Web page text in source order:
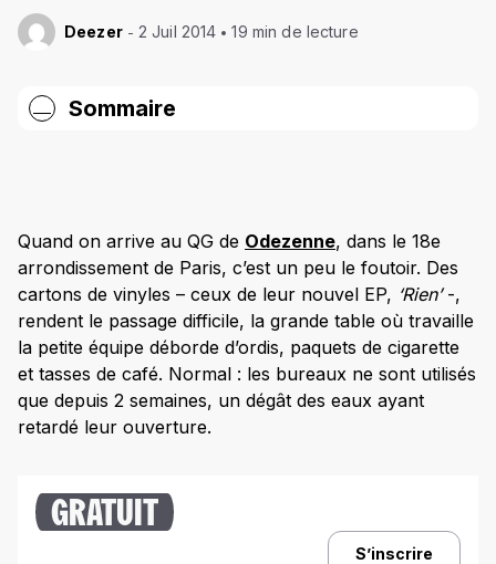
Deezer 2 Juil 2014 19 min de lecture
Sommaire
Vous faites quoi pour vous rassurer avant un
gros concert ?
D’autant plus que la scène est très importante
pour vous, c’est elle qui vous a propulsés à vos
débuts. Comment définiriez-vous la scène en un
mot ?
Les black-outs, ça vous arrive ?
J’ai écouté votre appel du 18 juin, où vous parlez
du rôle d’Internet et de l’industrie musicale.
Pouvez-vous me résumer votre opinion sur ces 2
Quand on arrive au QG de Odezenne, dans le 18e
arrondissement de Paris, c’est un peu le foutoir. Des
cartons de vinyles – ceux de leur nouvel EP, ‘Rien’-,
rendent le passage difficile, la grande table où travaille
la petite équipe déborde d’ordis, paquets de cigarette
et tasses de café. Normal : les bureaux ne sont utilisés
que depuis 2 semaines, un dégât des eaux ayant
retardé leur ouverture.
GRATUIT
S’inscrire